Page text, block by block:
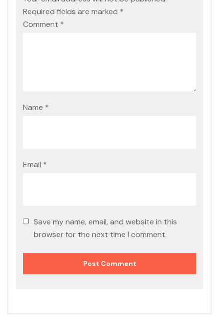
Required fields are marked *
Comment *
Name *
Email *
Save my name, email, and website in this
browser for the next time I comment.